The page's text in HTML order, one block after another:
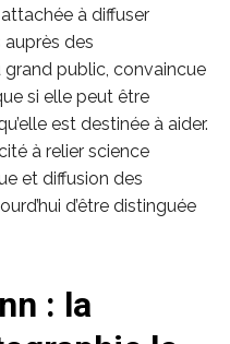
à diffuser
des
public, convaincue
si elle peut être
est destinée à aider.
à relier science
et diffusion des
d’être distinguée
: la